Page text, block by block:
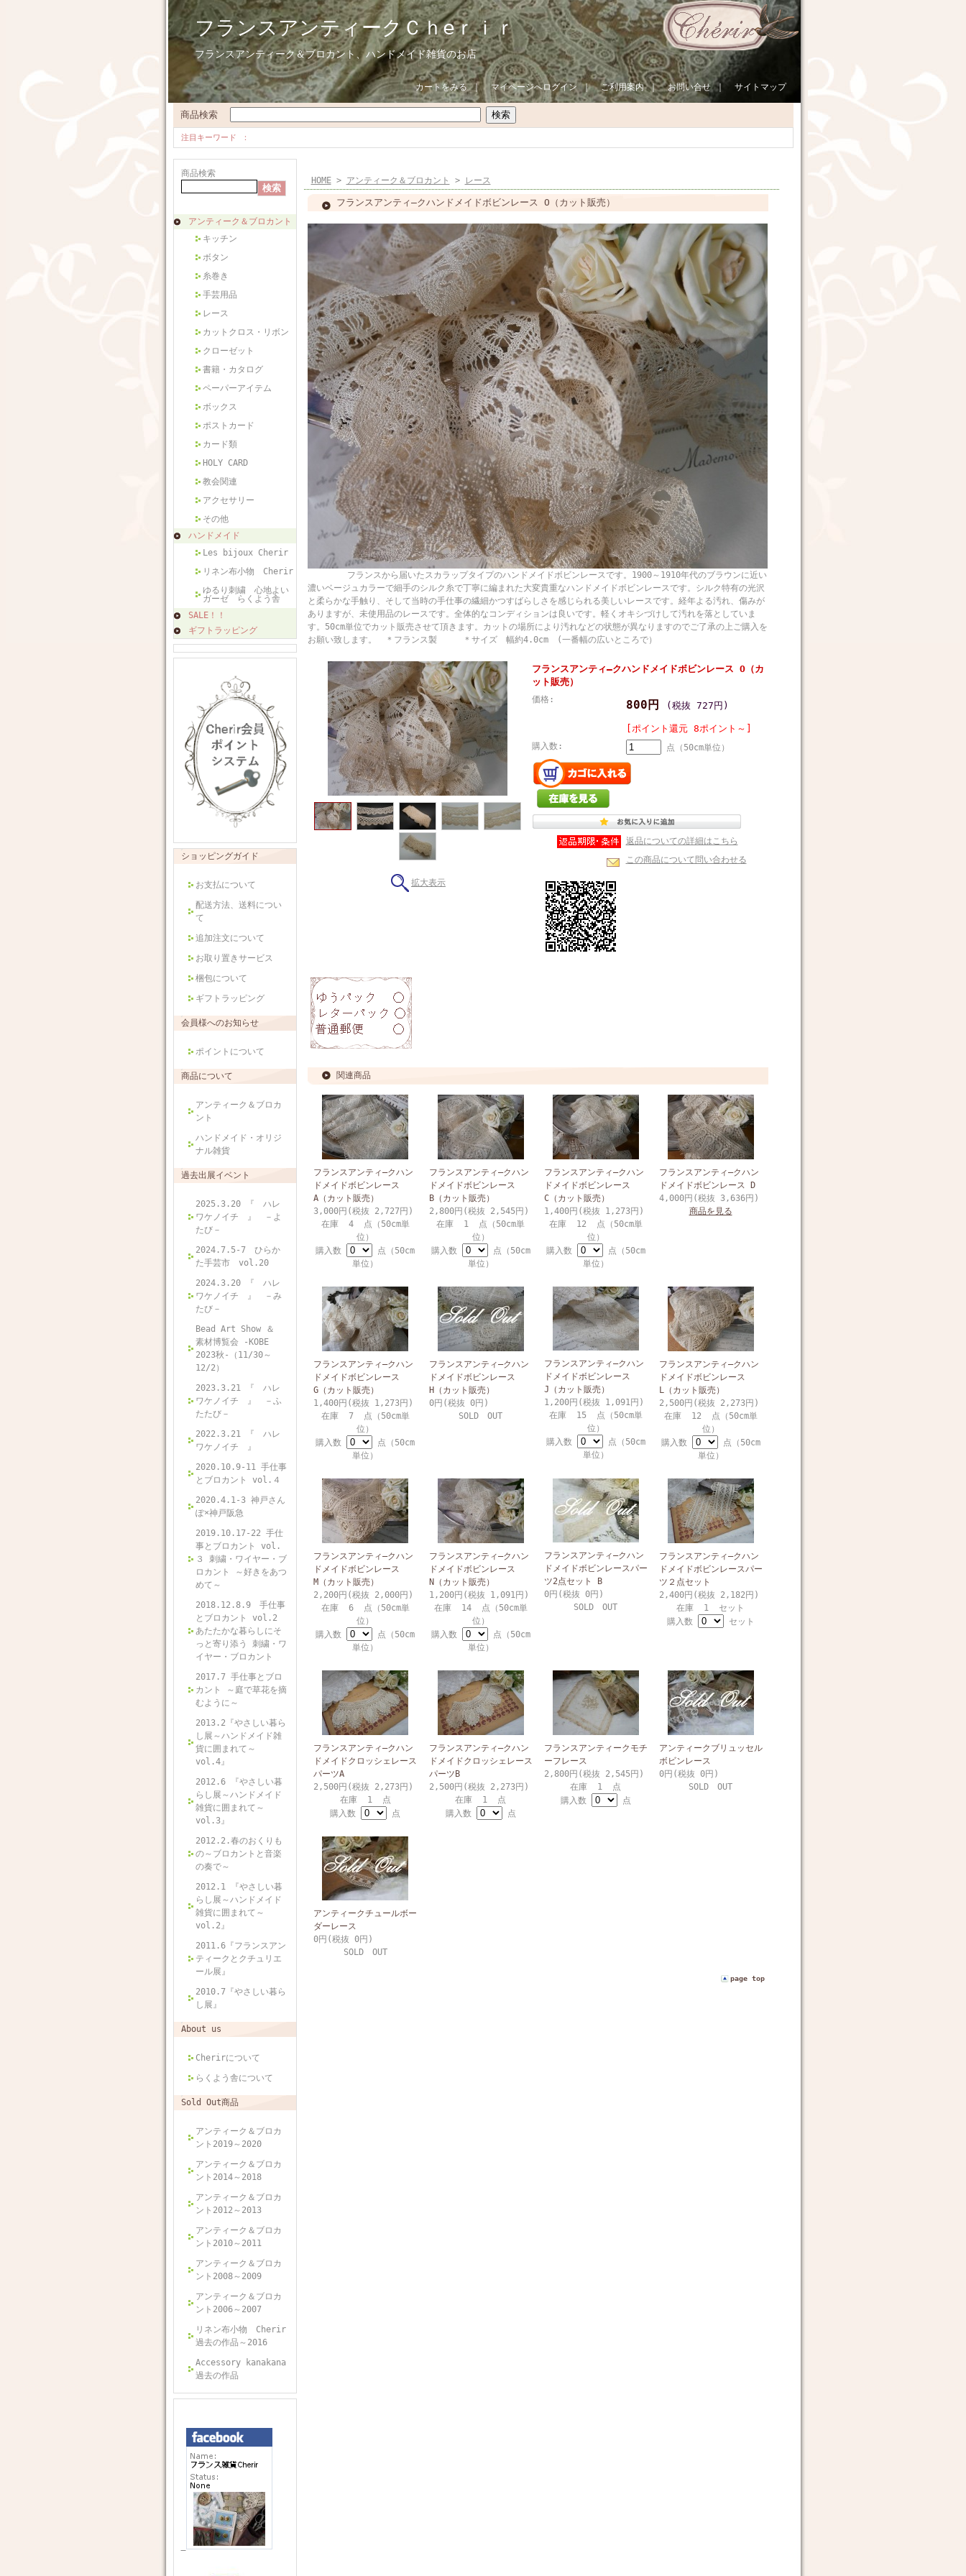
フランスアンティークＣｈeｒｉｒ
フランスアンティーク＆ブロカント、ハンドメイド雑貨のお店
カートをみる｜ マイページへログイン｜ ご利用案内｜ お問い合せ｜ サイトマップ
商品検索
注目キーワード
商品検索
アンティーク＆ブロカント
キッチン
ボタン
糸巻き
手芸用品
レース
カットクロス・リボン
クローゼット
書籍・カタログ
ペーパーアイテム
ボックス
ポストカード
カード類
HOLY CARD
教会関連
アクセサリー
その他
ハンドメイド
Les bijoux Cherir
リネン布小物 Cherir
ゆるり刺繍 心地よい
ガーゼ らくよう舎
SALE！！
ギフトラッピング
ショッピングガイド
お支払について
配送方法、送料につい
て
追加注文について
お取り置きサービス
梱包について
ギフトラッピング
会員様へのお知らせ
ポイントについて
商品について
アンティーク＆ブロカ
ント
ハンドメイド・オリジ
ナル雑貨
過去出展イベント
2025.3.20 『 ハレ
ワケノイチ 』 －よ
たび－
2024.7.5-7 ひらか
た手芸市 vol.20
2024.3.20 『 ハレ
ワケノイチ 』 －み
たび－
Bead Art Show ＆
素材博覧会 -KOBE
2023秋-（11/30～
12/2）
2023.3.21 『 ハレ
ワケノイチ 』 －ふ
たたび－
2022.3.21 『 ハレ
ワケノイチ 』
2020.10.9-11 手仕事
とブロカント vol.４
2020.4.1-3 神戸さん
ぽ×神戸阪急
2019.10.17-22 手仕
事とブロカント vol.
３ 刺繍・ワイヤー・ブ
ロカント ～好きをあつ
めて～
2018.12.8.9 手仕事
とブロカント vol.2
あたたかな暮らしにそ
っと寄り添う 刺繍・ワ
イヤー・ブロカント
2017.7 手仕事とブロ
カント ～庭で草花を摘
むように～
2013.2『やさしい暮ら
し展～ハンドメイド雑
貨に囲まれて～
vol.4』
2012.6 『やさしい暮
らし展～ハンドメイド
雑貨に囲まれて～
vol.3』
2012.2.春のおくりも
の～ブロカントと音楽
の奏で～
2012.1 『やさしい暮
らし展～ハンドメイド
雑貨に囲まれて～
vol.2』
2011.6『フランスアン
ティークとクチュリエ
ール展』
2010.7『やさしい暮ら
し展』
About us
Cherirについて
らくよう舎について
Sold Out商品
アンティーク＆ブロカ
ント2019～2020
アンティーク＆ブロカ
ント2014～2018
アンティーク＆ブロカ
ント2012～2013
アンティーク＆ブロカ
ント2010～2011
アンティーク＆ブロカ
ント2008～2009
アンティーク＆ブロカ
ント2006～2007
リネン布小物 Cherir
過去の作品～2016
Accessory kanakana
過去の作品
HOME> アンティーク＆ブロカント > レース
フランスアンティ―クハンドメイドボビンレース O（カット販売）
フランスから届いたスカラップタイプのハンドメイドボビンレースです。1900～1910年代のブラウンに近い
濃いベージュカラーで細手のシルク糸で丁寧に編まれた大変貴重なハンドメイドボビンレースです。シルク特有の光沢
と柔らかな手触り、そして当時の手仕事の繊細かつすばらしさを感じられる美しいレースです。経年よる汚れ、傷みが
ありますが、未使用品のレースです。全体的なコンディションは良いです。軽くオキシづけして汚れを落としていま
す。50cm単位でカット販売させて頂きます。カットの場所により汚れなどの状態が異なりますのでご了承の上ご購入を
お願い致します。 ＊フランス製 ＊サイズ 幅約4.0cm (一番幅の広いところで）
拡大表示
フランスアンティ―クハンドメイドボビンレース O（カ
ット販売）
価格: 800円 (税抜 727円)
[ポイント還元 8ポイント～]
購入数: 点（50cm単位）
返品についての詳細はこちら
この商品について問い合わせる
関連商品
フランスアンティ―クハン
ドメイドボビンレース
A（カット販売）
3,000円(税抜 2,727円)
在庫 4 点（50cm単
位）
購入数
点（50cm
単位）
フランスアンティ―クハン
ドメイドボビンレース
B（カット販売）
2,800円(税抜 2,545円)
在庫 1 点（50cm単
位）
購入数
点（50cm
単位）
フランスアンティ―クハン
ドメイドボビンレース
C（カット販売）
1,400円(税抜 1,273円)
在庫 12 点（50cm単
位）
購入数
点（50cm
単位）
フランスアンティ―クハン
ドメイドボビンレース D
4,000円(税抜 3,636円)
商品を見る
フランスアンティ―クハン
ドメイドボビンレース
G（カット販売）
1,400円(税抜 1,273円)
在庫 7 点（50cm単
位）
購入数
点（50cm
単位）
フランスアンティ―クハン
ドメイドボビンレース
H（カット販売）
0円(税抜 0円)
SOLD OUT
フランスアンティ―クハン
ドメイドボビンレース
J（カット販売）
1,200円(税抜 1,091円)
在庫 15 点（50cm単
位）
購入数
点（50cm
単位）
フランスアンティ―クハン
ドメイドボビンレース
L（カット販売）
2,500円(税抜 2,273円)
在庫 12 点（50cm単
位）
購入数
点（50cm
単位）
フランスアンティ―クハン
ドメイドボビンレース
M（カット販売）
2,200円(税抜 2,000円)
在庫 6 点（50cm単
位）
購入数
点（50cm
単位）
フランスアンティ―クハン
ドメイドボビンレース
N（カット販売）
1,200円(税抜 1,091円)
在庫 14 点（50cm単
位）
購入数
点（50cm
単位）
フランスアンティ―クハン
ドメイドボビンレースパー
ツ2点セット B
0円(税抜 0円)
SOLD OUT
フランスアンティ―クハン
ドメイドボビンレースパー
ツ２点セット
2,400円(税抜 2,182円)
在庫 1 セット
購入数
セット
フランスアンティ―クハン
ドメイドクロッシェレース
パーツA
2,500円(税抜 2,273円)
在庫 1 点
購入数
点
フランスアンティ―クハン
ドメイドクロッシェレース
パーツB
2,500円(税抜 2,273円)
在庫 1 点
購入数
点
フランスアンティークモチ
ーフレース
2,800円(税抜 2,545円)
在庫 1 点
購入数
点
アンティークブリュッセル
ボビンレース
0円(税抜 0円)
SOLD OUT
アンティークチュールボー
ダーレース
0円(税抜 0円)
SOLD OUT
page top